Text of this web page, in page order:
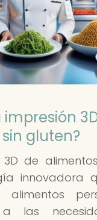
impresión
gluten?
3D de
innovadora
alimentos
las